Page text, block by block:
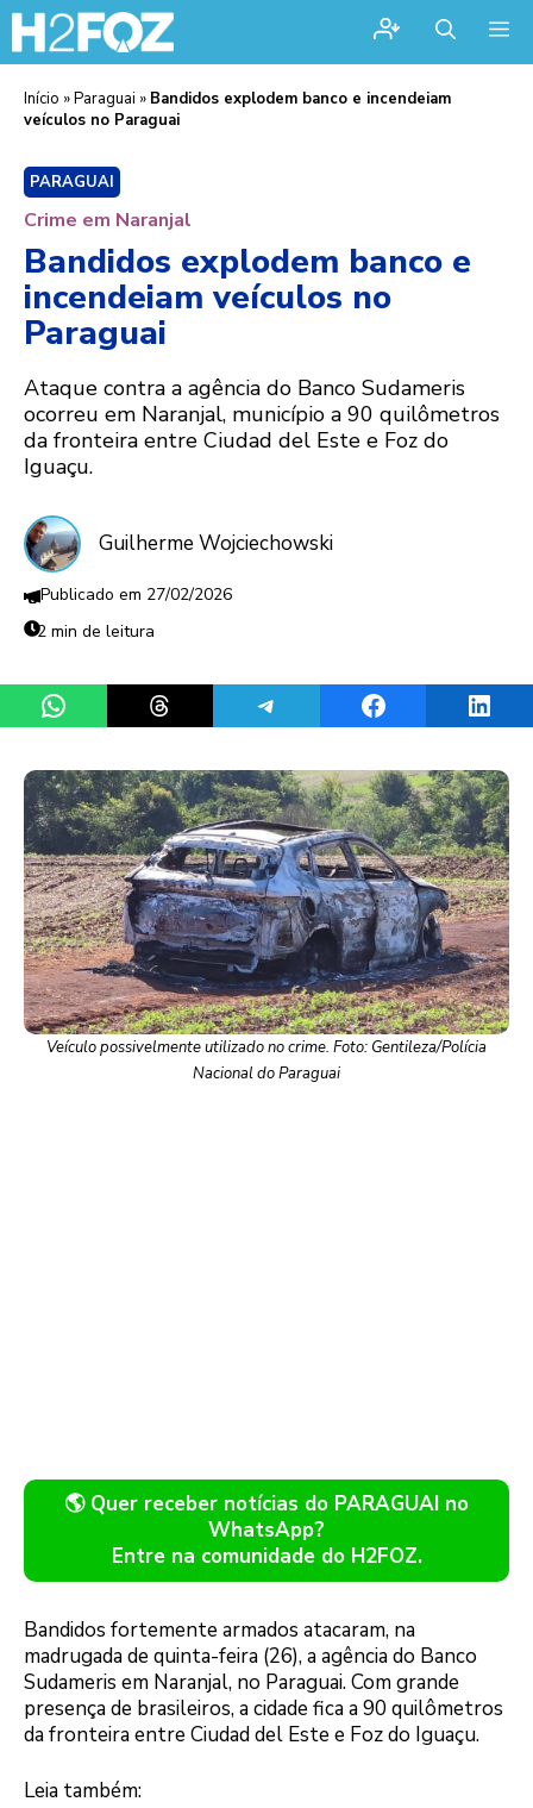
Início »Paraguai » Bandidos explodem banco e incendeiam
veículos no Paraguai
PARAGUAI
Crime em Naranjal
Bandidos explodem banco e
incendeiam veículos no
Paraguai
Ataque contra a agência do Banco Sudameris
ocorreu em Naranjal, município a 90 quilômetros
da fronteira entre Ciudad del Este e Foz do
Iguaçu.
Guilherme Wojciechowski
27/02/2026
2 min de leitura
Share on WhatsAppShare on ThreadsShare on TelegramShare on Facebook
Veículo possivelmente utilizado no crime. Foto: Gentileza/Polícia
Nacional do Paraguai
🌎 Quer receber notícias do PARAGUAI no
WhatsApp?
Entre na comunidade do H2FOZ.
Bandidos fortemente armados atacaram, na
madrugada de quinta-feira (26), a agência do Banco
Sudameris em Naranjal, no Paraguai. Com grande
presença de brasileiros, a cidade fica a 90 quilômetros
da fronteira entre Ciudad del Este e Foz do Iguaçu.
Leia também: